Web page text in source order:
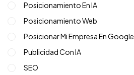
Posicionamiento En IA
Posicionamiento Web
Posicionar Mi Empresa En Google
Publicidad Con IA
SEO